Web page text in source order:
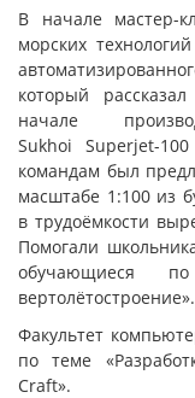
В начале мастер-
морских
который
начале
Sukhoi Superjet-
командам был
масштабе 1:100 из
в трудоёмкости
Помогали
обучающиеся
вертолётостроение».
Факультет
по теме
Craft».